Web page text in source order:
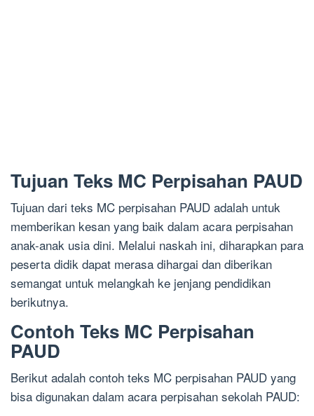
Tujuan Teks MC Perpisahan PAUD
Tujuan dari teks MC perpisahan PAUD adalah untuk
memberikan kesan yang baik dalam acara perpisahan
anak-anak usia dini. Melalui naskah ini, diharapkan para
peserta didik dapat merasa dihargai dan diberikan
semangat untuk melangkah ke jenjang pendidikan
berikutnya.
Contoh Teks MC Perpisahan
PAUD
Berikut adalah contoh teks MC perpisahan PAUD yang
bisa digunakan dalam acara perpisahan sekolah PAUD: